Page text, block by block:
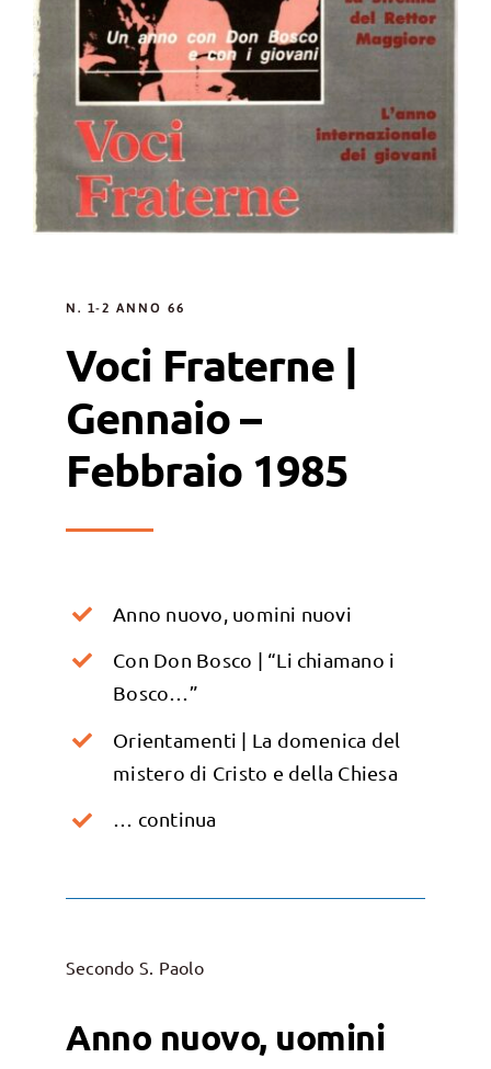
N. 1-2 ANNO 66
Voci Fraterne |
Gennaio –
Febbraio 1985
Anno nuovo, uomini nuovi
Con Don Bosco | “Li chiamano i
Bosco…”
Orientamenti | La domenica del
mistero di Cristo e della Chiesa
… continua
Secondo S. Paolo
Anno nuovo, uomini